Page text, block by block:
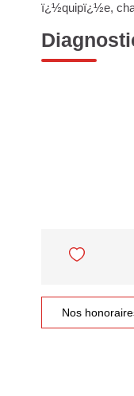
ï¿½quipï¿½e,
Nos